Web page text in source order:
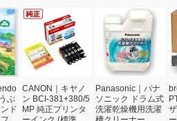
ぶ
ド
CANON｜キヤノ
ン BCI-381+380/5
MP 純正プリンタ
Panasonic｜パナ
ソニック ドラム式
洗濯乾燥機用洗濯